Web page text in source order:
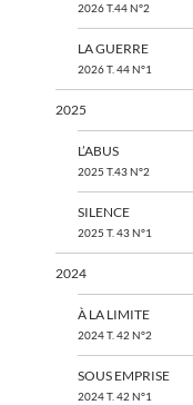
2026 T.44 N°2
LA GUERRE
2026 T. 44 N°1
2025
L’ABUS
2025 T.43 N°2
SILENCE
2025 T. 43 N°1
2024
À LA LIMITE
2024 T. 42 N°2
SOUS EMPRISE
2024 T. 42 N°1